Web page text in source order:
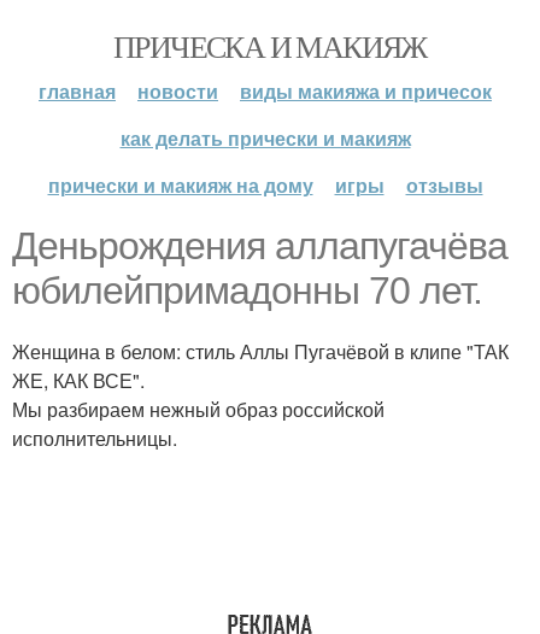
ПРИЧЕСКА И МАКИЯЖ
главная новости
виды макияжа и причесок
как делать прически и макияж
прически и макияж на дому
игры отзывы
Деньрождения аллапугачёва
юбилейпримадонны 70 лет.
Женщина в белом: стиль Аллы Пугачёвой в клипе "ТАК
ЖЕ, КАК ВСЕ".
Мы разбираем нежный образ российской
исполнительницы.